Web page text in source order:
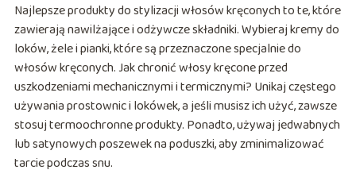
Najlepsze produkty do stylizacji włosów kręconych to te, które
zawierają nawilżające i odżywcze składniki. Wybieraj kremy do
loków, żele i pianki, które są przeznaczone specjalnie do
włosów kręconych. Jak chronić włosy kręcone przed
uszkodzeniami mechanicznymi i termicznymi? Unikaj częstego
używania prostownic i lokówek, a jeśli musisz ich użyć, zawsze
stosuj termoochronne produkty. Ponadto, używaj jedwabnych
lub satynowych poszewek na poduszki, aby zminimalizować
tarcie podczas snu.